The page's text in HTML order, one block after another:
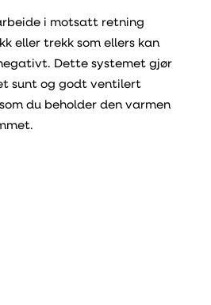
i motsatt retning
eller trekk som ellers kan
Dette systemet gjør
sunt og godt ventilert
du beholder den varmen